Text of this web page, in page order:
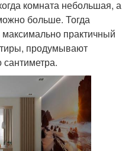
комната небольшая, а
больше. Тогда
практичный
продумывают